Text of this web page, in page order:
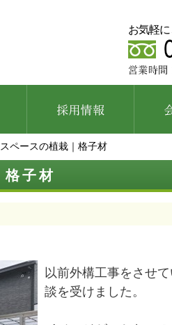
お気軽
ペースの植栽｜格子材
格子材
以前外構工事をさせ
談を受けました。